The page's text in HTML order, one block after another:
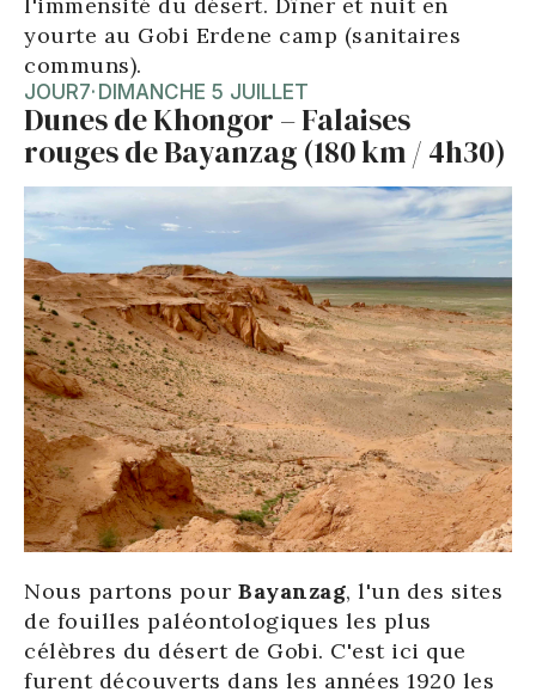
l'immensité du désert. Dîner et nuit en
yourte au Gobi Erdene camp (sanitaires
communs).
JOUR7· DIMANCHE 5 JUILLET
Dunes de Khongor – Falaises
rouges de Bayanzag (180 km / 4h30)
Nous partons pour Bayanzag, l'un des sites
de fouilles paléontologiques les plus
célèbres du désert de Gobi. C'est ici que
furent découverts dans les années 1920 les